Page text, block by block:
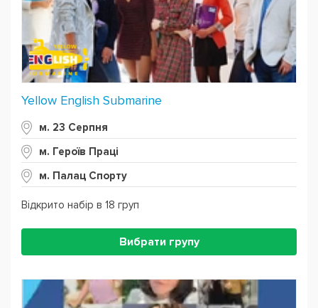
Yellow English Submarine
м. 23 Серпня
м. Героїв Праці
м. Палац Спорту
Відкрито набір в 18 груп
Вибрати групу